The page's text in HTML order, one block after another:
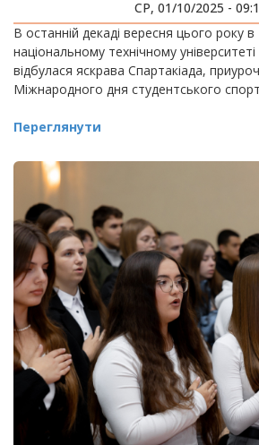
СР, 01/10/2025 -
В останній декаді вересня цього року
національному технічному
відбулася яскрава Спартакіада,
Міжнародного дня студентського
Переглянути